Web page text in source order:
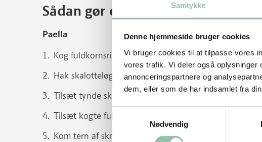
Samtykke
Denne hjemmeside bruger cookies
Vi bruger cookies til at tilpasse vores
vores trafik. Vi deler også oplysninger
annonceringspartnere og
dem, eller som de har indsamlet fra
Samtykkevalg
Nødvendig
Sådan gør du
Paella
Kog fuldkornsrisene.
Hak skalotteløg fint og rist dem i olie på en stor
Tilsæt tynde skiver porre, tern af peberfrugt og karry
Tilsæt kogte fuldkornsris, et drys safran og bouillon.
Kom tern af skrællet agurk uden kerner og tern af